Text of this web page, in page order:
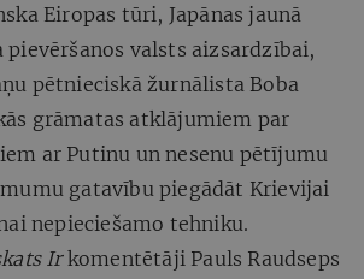
Eiropas tūri, Japānas jaunā
valsts aizsardzībai,
pētnieciskā žurnālista Boba
grāmatas atklājumiem par
ar Putinu un nesenu pētījumu
gatavību piegādāt Krievijai
nepieciešamo tehniku.
Irkomentētāji Pauls Raudseps